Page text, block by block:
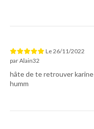
Le26/11/2022
parAlain32
hâte de te retrouver karine
humm